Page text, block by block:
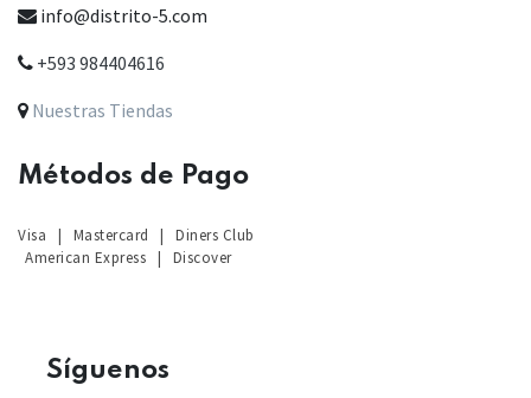
info@distrito-5.com
+593 984404616
Nuestras Tiendas
Métodos de Pago
Visa | Mastercard |
Diners Club
American Express | Discover
Síguenos